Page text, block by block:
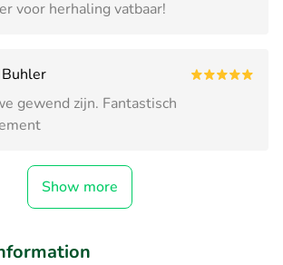
voor herhaling vatbaar!
gewend zijn. Fantastisch
Show more